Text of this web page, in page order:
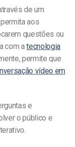
de um
aos
questões ou
com atecnologia
permite que
vídeo em
e
o público e